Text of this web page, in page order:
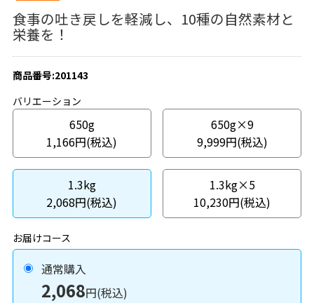
食事の吐き戻しを軽減し、10種の自然素材と
栄養を！
商品番号:201143
バリエーション
650g
1,166円(税込)
650g×9
9,999円(税込)
1.3kg
2,068円(税込)
1.3kg×5
10,230円(税込)
お届けコース
通常購入
2,068円(税込)